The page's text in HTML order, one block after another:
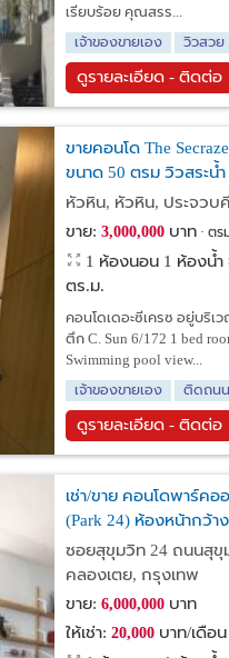
เรียบร้อย คุณสรร...
เจ้าของขายเอง
วิวสวย
ดูรายละเอียด - ติดต่อ
ขายคอนโด The
ขนาด 50 ตรม วิวสระน้ำ
หัวหิน, หัวหิน, ประจวบ
ขาย: 3,000,000บาท ตร
1 ห้องนอน 1 ห้องน้
ตร.ม.
คอนโดเดอะซีเครซ อยู่บริเ
ตึก C. Sun 6/172 1 bed
Swimming pool view...
เจ้าของขายเอง
ติดถนน
ดูรายละเอียด - ติดต่อ
เช่า/ขาย คอนโดพาร์ค
(Park 24) ห้องหน้ากว้า
ซอยสุขุมวิท 24 ถนนสุ
คลองเตย, กรุงเทพ
ขาย: 6,000,000บาท
ให้เช่า: 20,000บาท/เดือน